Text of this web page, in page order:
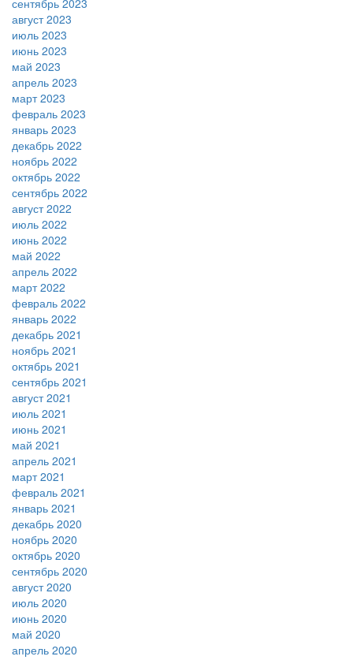
сентябрь 2023
август 2023
июль 2023
июнь 2023
май 2023
апрель 2023
март 2023
февраль 2023
январь 2023
декабрь 2022
ноябрь 2022
октябрь 2022
сентябрь 2022
август 2022
июль 2022
июнь 2022
май 2022
апрель 2022
март 2022
февраль 2022
январь 2022
декабрь 2021
ноябрь 2021
октябрь 2021
сентябрь 2021
август 2021
июль 2021
июнь 2021
май 2021
апрель 2021
март 2021
февраль 2021
январь 2021
декабрь 2020
ноябрь 2020
октябрь 2020
сентябрь 2020
август 2020
июль 2020
июнь 2020
май 2020
апрель 2020